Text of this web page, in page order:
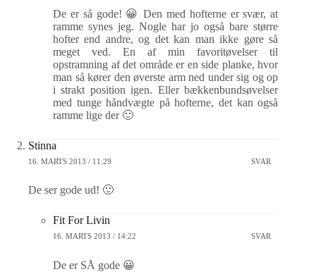
De er så gode! 😀 Den med hofterne er svær, at
ramme synes jeg. Nogle har jo også bare større
hofter end andre, og det kan man ikke gøre så
meget ved. En af min favoritøvelser til
opstramning af det område er en side planke, hvor
man så kører den øverste arm ned under sig og op
i strakt position igen. Eller bækkenbundsøvelser
med tunge håndvægte på hofterne, det kan også
ramme lige der 🙂
Stinna
16. MARTS 2013 / 11:29 SVAR
De ser gode ud! 🙂
Fit For Livin
16. MARTS 2013 / 14:22 SVAR
De er SÅ gode 😀